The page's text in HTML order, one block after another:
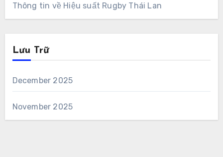
Thông tin về Hiệu suất Rugby Thái Lan
Lưu Trữ
December 2025
November 2025